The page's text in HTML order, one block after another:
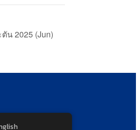
น 2025 (Jun)